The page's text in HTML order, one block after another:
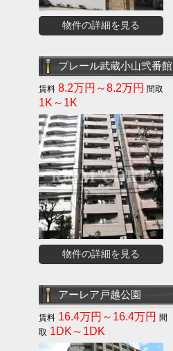
物件の詳細を見る
プレール武蔵小山弐番館
8.2万円～8.2万円
1K～1K
物件の詳細を見る
アーレア戸越公園
16.4万円～16.4万円
1DK～1DK